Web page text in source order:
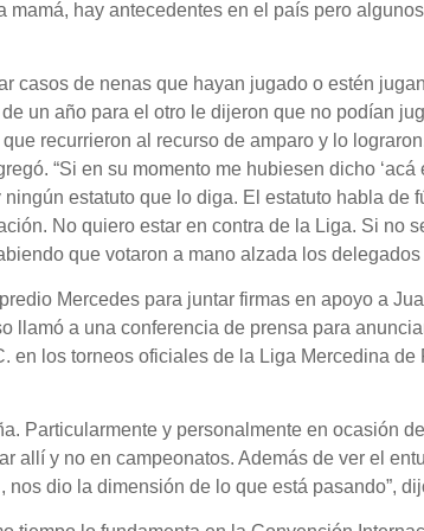
hay antecedentes en el país pero
casos de nenas que hayan jugado o estén
un año para el otro le dijeron que no podían
recurrieron al recurso de amparo y lo
“Si en su momento me hubiesen dicho
estatuto que lo diga. El estatuto habla
No quiero estar en contra de la Liga. Si no
que votaron a mano alzada los
Mercedes para juntar firmas en apoyo a
llamó a una conferencia de prensa para
en los torneos oficiales de la Liga Mercedina
Particularmente y personalmente en ocasión
allí y no en campeonatos. Además de ver el
dio la dimensión de lo que está pasando”,